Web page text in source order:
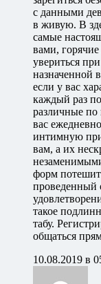
с данными
в живую. В
самые
вами,
увериться
назначенной
если у вас
каждый раз
различные
вас
интимную
вам, а их
форм
проведенный
такое
табу.
общаться
10.08.2019 в